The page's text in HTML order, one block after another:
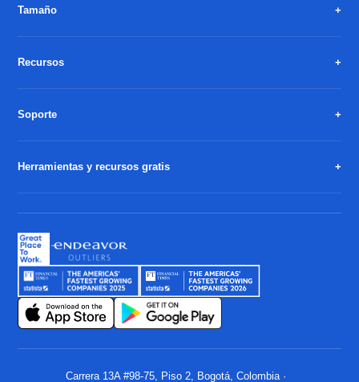
Tamaño
Recursos
Soporte
Herramientas y recursos gratis
Carrera 13A #98-75, Piso 2, Bogotá, Colombia ·